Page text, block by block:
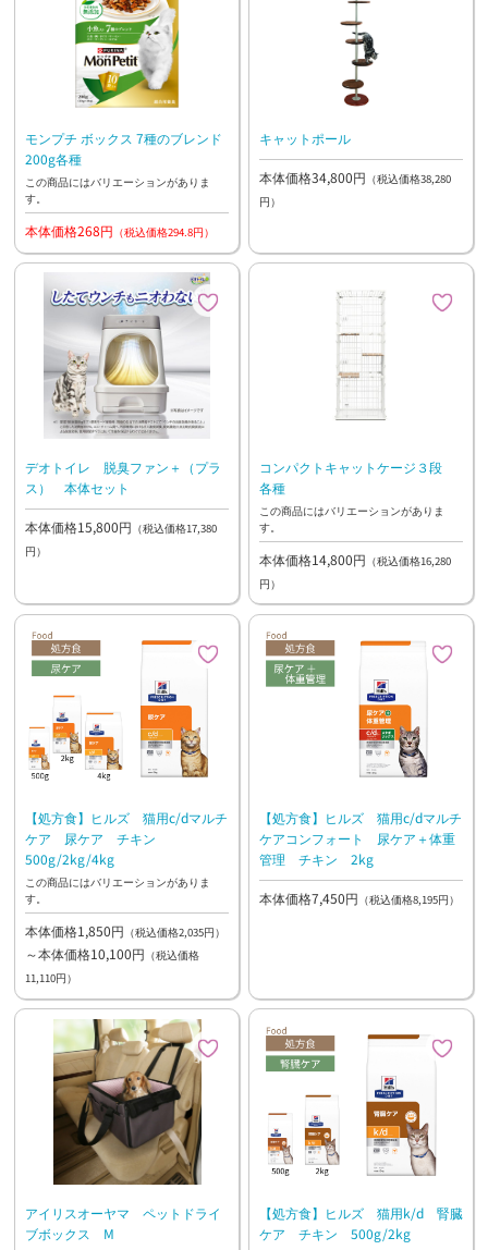
モンプチ ボックス 7種のブレンド
200g各種
この商品にはバリエーションがありま
す。
本体価格268円 （税込価格294.8円）
キャットポール
本体価格34,800円 （税込価格38,280
円）
デオトイレ 脱臭ファン＋（プラ
ス） 本体セット
本体価格15,800円 （税込価格17,380
円）
コンパクトキャットケージ３段
各種
この商品にはバリエーションがありま
す。
本体価格14,800円 （税込価格16,280
円）
【処方食】ヒルズ 猫用c/dマルチ
ケア 尿ケア チキン
500g/2kg/4kg
この商品にはバリエーションがありま
す。
本体価格1,850円 （税込価格2,035円）
～本体価格10,100円 （税込価格
11,110円）
【処方食】ヒルズ 猫用c/dマルチ
ケアコンフォート 尿ケア＋体重
管理 チキン 2kg
本体価格7,450円 （税込価格8,195円）
アイリスオーヤマ ペットドライ
ブボックス M
【処方食】ヒルズ 猫用k/d 腎臓
ケア チキン 500g/2kg